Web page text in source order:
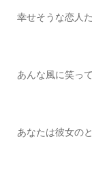
幸せそうな恋人
あんな風に笑っ
あなたは彼女の